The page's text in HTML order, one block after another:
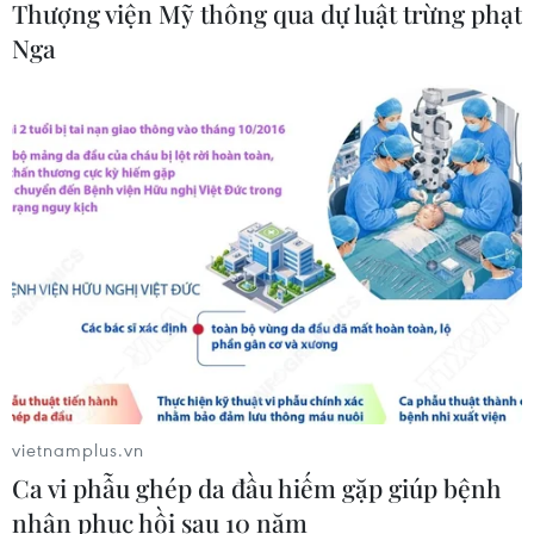
CƠ QUAN CHỦ QUẢN: THÔNG TẤN XÃ VIỆT NAM
Tổng Biên tập: TRẦN TIẾN DUẨN
Phó Tổng Biên tập: NGUYỄN THỊ TÁM, KHÚC THANH
Sở hữu trí tuệ
Quy định sử dụng
RSS
Ngôn ngữ
TTXVN
Thượng viện Mỹ thông qua dự luật trừng phạt
Nga
vietnamplus.vn
Ca vi phẫu ghép da đầu hiếm gặp giúp bệnh
nhân phục hồi sau 10 năm